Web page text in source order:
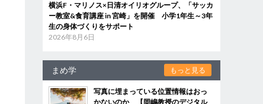
横浜F・マリノス×日清オイリオグループ、「サッカ
ー教室&食育講座 in 宮崎」を開催 小学1年生～3年
生の身体づくりをサポート
2026年8月6日
まめ学 もっと見る
写真に埋まっている位置情報はおっ
かないのか 【岡嶋教授のデジタル